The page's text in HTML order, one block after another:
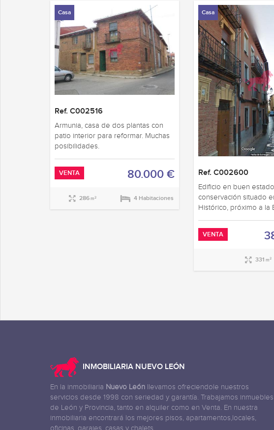
Casa
Ref. C002516
Armunia, casa de dos plantas con
patio interior para reformar. Muchas
posibilidades.
VENTA 80.000 €
286m2 4 Habitaciones
Casa
Ref. C002600
Edificio en buen
conservación situado
Histórico, próximo a la
VENTA
331 m2
INMOBILIARIA NUEVO LEÓN
En la inmobiliaria Nuevo León llevamos ofreciendole nuestros
servicios desde 1998 con seriedad y garantía. Trabajamos inmuebles
de León y Provincia, tanto en alquiler como en Venta. En nuestra
inmobiliaria encontrará los mejores pisos, apartamentos,locales,
oficinas, garajes, casas y chalets.